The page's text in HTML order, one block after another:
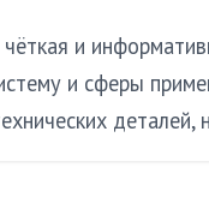
и
и сферы